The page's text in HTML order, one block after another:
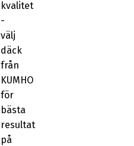
kvalitet
-
välj
däck
från
KUMHO
för
bästa
resultat
på